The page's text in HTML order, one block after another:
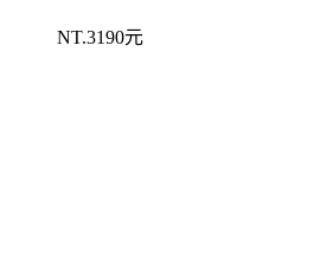
NT.3190元